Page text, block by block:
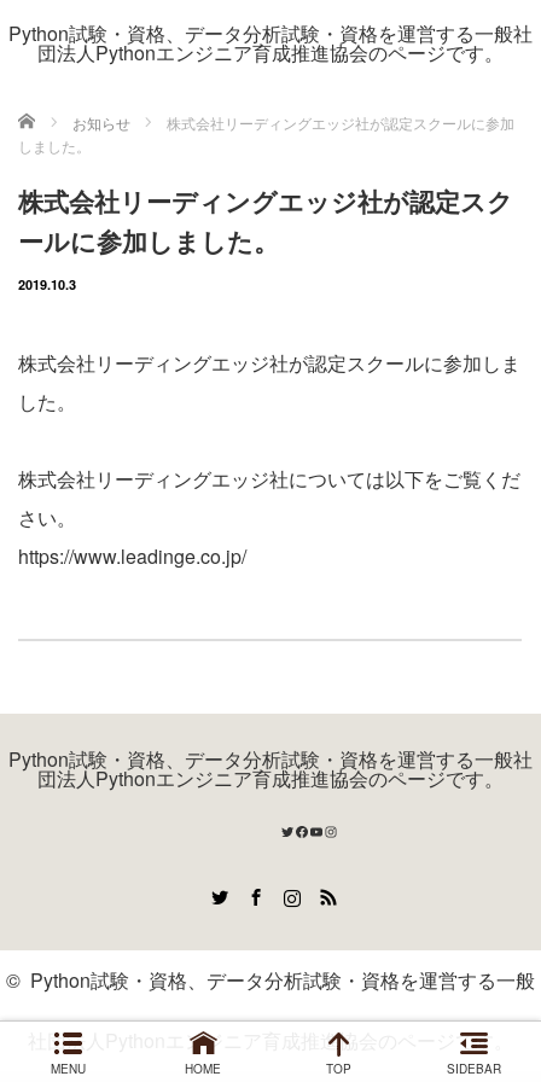
Python試験・資格、データ分析試験・資格を運営する一般社
団法人Pythonエンジニア育成推進協会のページです。
ホーム お知らせ
株式会社リーディングエッジ社が認定スクールに参加
しました。
株式会社リーディングエッジ社が認定スク
ールに参加しました。
2019.10.3
株式会社リーディングエッジ社が認定スクールに参加しま
した。
株式会社リーディングエッジ社については以下をご覧くだ
さい。
https://www.leadinge.co.jp/
Python試験・資格、データ分析試験・資格を運営する一般社
団法人Pythonエンジニア育成推進協会のページです。
Twitter
Facebook
YouTube
Instagram
RSS
MENU HOME TOP SIDEBAR
© Python試験・資格、データ分析試験・資格を運営する一般
社団法人Pythonエンジニア育成推進協会のページです。